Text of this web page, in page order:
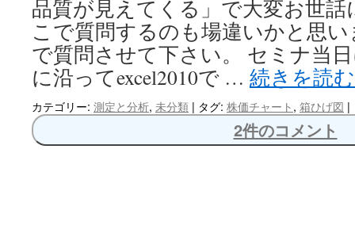
キ
プ
品質が見えてくる」で大変お世
こで質問するのも場違いかと思
で質問させて下さい。 セミナ当
に沿ってexcel2010で … 続きを読
カテゴリー: 測定と分析, 未分類 | タグ: 株価チャート, 箱ひげ図 |
2件のコメント